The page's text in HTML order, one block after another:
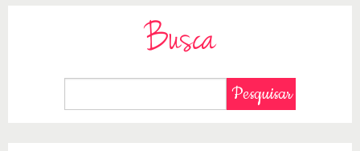
Busca